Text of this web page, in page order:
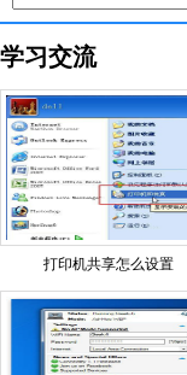
学习交流
打印机共享怎么设置